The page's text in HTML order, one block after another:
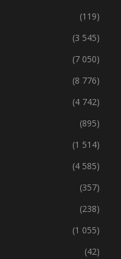
(119)
(3 545)
(7 050)
(8 776)
(4 742)
(895)
(1 514)
(4 585)
(357)
(238)
(1 055)